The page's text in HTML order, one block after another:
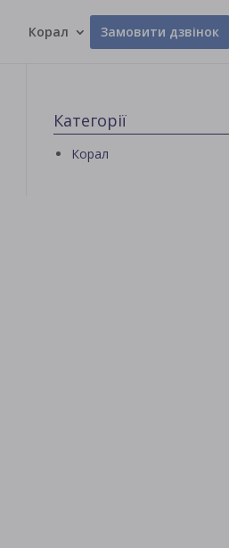
Корал Замовити дзвінок
Категорії
Корал